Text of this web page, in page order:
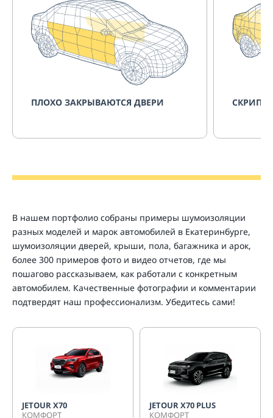
ПЛОХО ЗАКРЫВАЮТСЯ ДВЕРИ
В нашем портфолио собраны примеры шумоизоляции
разных моделей и марок автомобилей в Екатеринбурге,
шумоизоляции дверей, крыши, пола, багажника и арок,
более 300 примеров фото и видео отчетов, где мы
пошагово рассказываем, как работали с конкретным
автомобилем. Качественные фотографии и комментарии
подтвердят наш профессионализм. Убедитесь сами!
JETOUR Х70
КОМФОРТ
JETOUR X70 PLUS
КОМФОРТ